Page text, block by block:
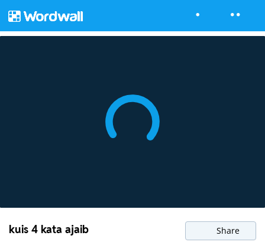
kuis 4 kata ajaib Share